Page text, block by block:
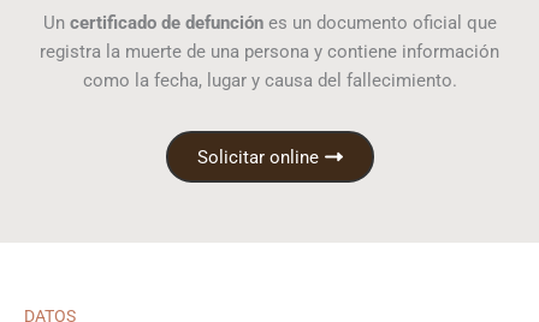
Un certificado de defunciónes un documento oficial que
registra la muerte de una persona y contiene información
como la fecha, lugar y causa del fallecimiento.
Solicitar online
DATOS